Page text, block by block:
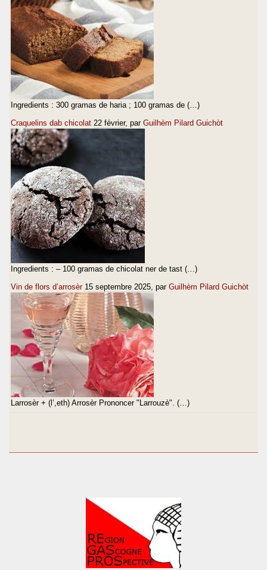
Ingredients : 300 gramas de haria ; 100 gramas de (…)
Craquelins dab chicolat 22 février, par Guilhèm Pilard Guichòt
Ingredients : – 100 gramas de chicolat ner de tast (…)
Vin de flors d’arrosèr 15 septembre 2025 , par Guilhèm Pilard Guichòt
Larrosèr + (l’,eth) Arrosèr Prononcer "Larrouzè". (…)